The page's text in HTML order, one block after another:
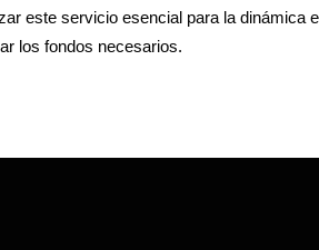
este servicio esencial para la dinámica
los fondos necesarios.